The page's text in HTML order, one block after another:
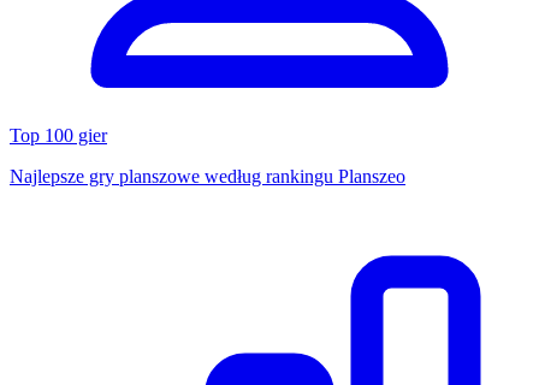
Top 100 gier
Najlepsze gry planszowe według rankingu Planszeo